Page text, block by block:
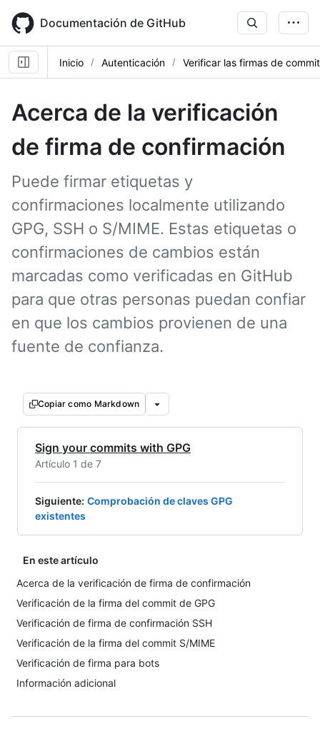
main
content
Documentación de GitHub
Inicio Autenticación Verificar las firmas de commit
Acerca de la verificación
de firma de confirmación
Puede firmar etiquetas y
confirmaciones localmente utilizando
GPG, SSH o S/MIME. Estas etiquetas o
confirmaciones de cambios están
marcadas como verificadas en GitHub
para que otras personas puedan confiar
en que los cambios provienen de una
fuente de confianza.
Copiar como Markdown
Sign your commits with GPG
Artículo 1 de 7
Siguiente: Comprobación de claves GPG
existentes
En este artículo
Acerca de la verificación de firma de confirmación
Verificación de la firma del commit de GPG
Verificación de firma de confirmación SSH
Verificación de la firma del commit S/MIME
Verificación de firma para bots
Información adicional